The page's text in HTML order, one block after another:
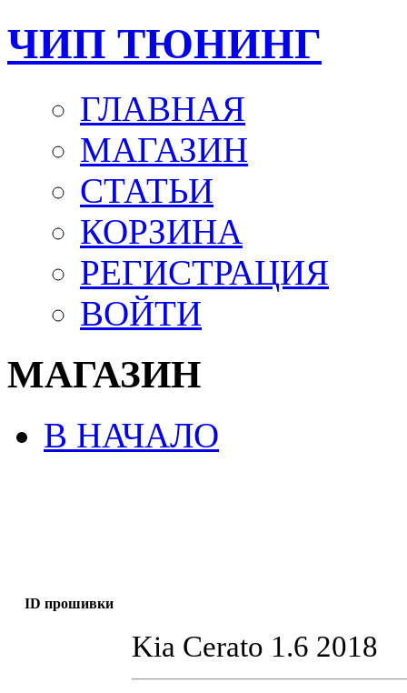
ЧИП ТЮНИНГ
ГЛАВНАЯ
МАГАЗИН
СТАТЬИ
КОРЗИНА
РЕГИСТРАЦИЯ
ВОЙТИ
МАГАЗИН
В НАЧАЛО
ID прошивки
Kia Cerato 1.6 2018